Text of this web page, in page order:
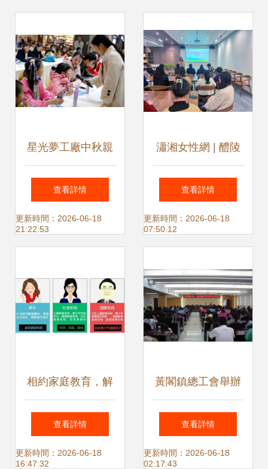
詢服務
星光夢工廠中秋親
子游園會招募 月餅
香中賞魔術，親子
查看詳情
更新時間：2026-06-18
21:22:53
瀟湘女性網 | 醴陵
市“向陽花”行動正
式啟動 點亮家庭教
能前行
查看詳情
更新時間：2026-06-18
07:50:12
相約家庭教育，解
鎖溝通密碼——二
期家庭教育指導者
查看詳情
更新時間：2026-06-18
16:47:32
黃閣鎮總工會舉辦
《智慧家長-家庭教
育的黃金法則》家
查看詳情
更新時間：2026-06-18
02:17:43